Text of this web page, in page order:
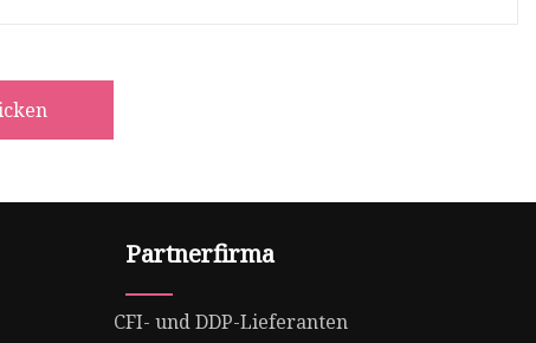
Partnerfirma
CFI- und DDP-Lieferanten